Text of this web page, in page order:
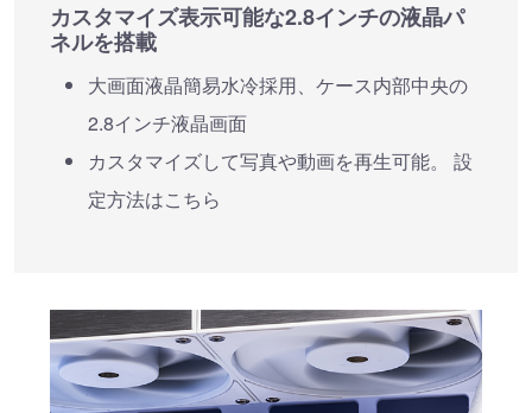
カスタマイズ表示可能な2.8インチの液晶パ
ネルを搭載
大画面液晶簡易水冷採用、ケース内部中央の
2.8インチ液晶画面
カスタマイズして写真や動画を再生可能。 設
定方法はこちら